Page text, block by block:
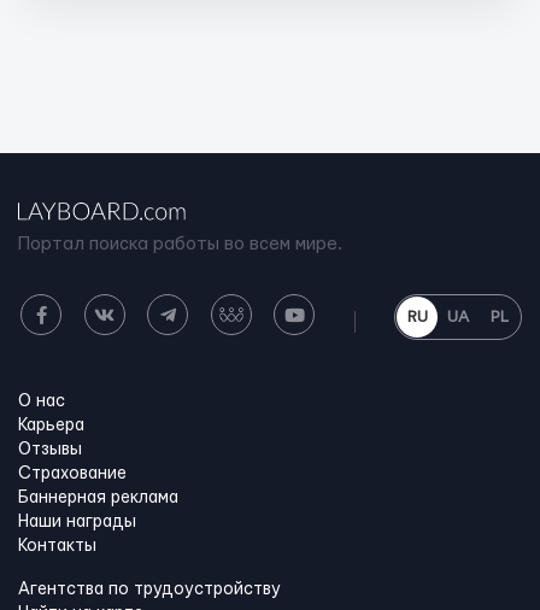
Портал поиска работы во всем мире.
RU UA PL
О нас
Карьера
Отзывы
Страхование
Баннерная реклама
Наши награды
Контакты
Агентства по трудоустройству